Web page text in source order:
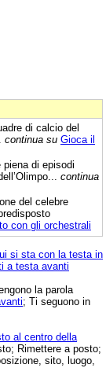
di calcio del
continua su Gioca il
piena di episodi
continua
del celebre
con gli orchestrali
si sta con la testa in
a testa avanti
la parola
; Ti seguono in
al centro della
Rimettere a posto;
sito, luogo,